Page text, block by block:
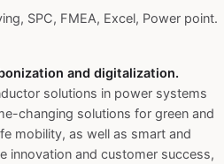
SPC, FMEA, Excel, Power point.
and digitalization.
solutions in power systems
changing solutions for green and
mobility, as well as smart and
innovation and customer success,